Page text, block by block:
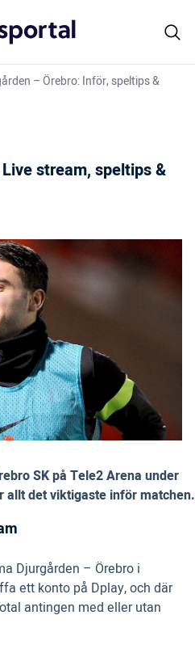
– Örebro: Inför, speltips &
stream, speltips &
SK på Tele2 Arena under
allt det viktigaste inför matchen.
Djurgården – Örebro i
ett konto på Dplay, och där
antingen med eller utan